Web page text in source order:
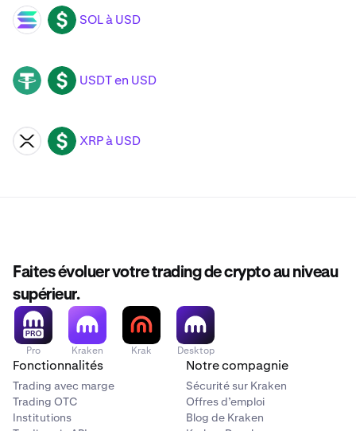
SOL USD SOL à USD
USDT USD USDT en USD
XRP USD XRP à USD
Faites évoluer votre trading de crypto au niveau
supérieur.
Pro Kraken Krak Desktop
Fonctionnalités
Trading avec marge
Trading OTC
Institutions
Notre compagnie
Sécurité sur Kraken
Offres d’emploi
Blog de Kraken